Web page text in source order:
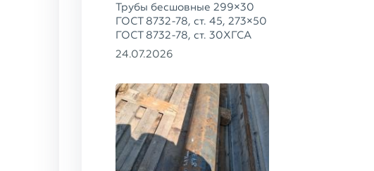
Трубы бесшовные 299×30
ГОСТ 8732-78, ст. 45, 273×50
ГОСТ 8732-78, ст. 30ХГСА
24.07.2026